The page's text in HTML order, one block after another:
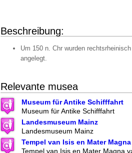
Beschreibung:
Um 150 n. Chr wurden
angelegt.
Relevante musea
Museum für Antike Schifffahrt
Museum für Antike Schifffahrt
Landesmuseum Mainz
Landesmuseum Mainz
Tempel van Isis en Mater Magna
Tempel van Isis en Mater Magna